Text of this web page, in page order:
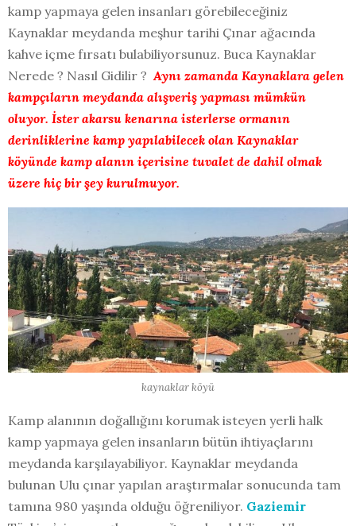
kamp yapmaya gelen insanları görebileceğiniz
Kaynaklar meydanda meşhur tarihi Çınar ağacında
kahve içme fırsatı bulabiliyorsunuz. Buca Kaynaklar
Nerede ? Nasıl Gidilir ?Aynı zamanda Kaynaklara gelen
kampçıların meydanda alışveriş yapması mümkün
oluyor. İster akarsu kenarına isterlerse ormanın
derinliklerine kamp yapılabilecek olan Kaynaklar
köyünde kamp alanın içerisine tuvalet de dahil olmak
üzere hiç bir şey kurulmuyor.
kaynaklar köyü
Kamp alanının doğallığını korumak isteyen yerli halk
kamp yapmaya gelen insanların bütün ihtiyaçlarını
meydanda karşılayabiliyor. Kaynaklar meydanda
bulunan Ulu çınar yapılan araştırmalar sonucunda tam
tamına 980 yaşında olduğu öğreniliyor. Gaziemir